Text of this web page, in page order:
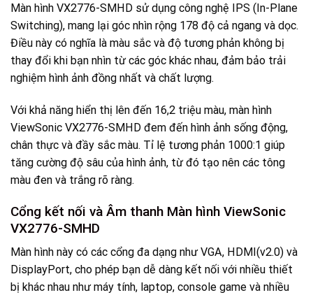
Màn hình VX2776-SMHD sử dụng công nghệ IPS (In-Plane
Switching), mang lại góc nhìn rộng 178 độ cả ngang và dọc.
Điều này có nghĩa là màu sắc và độ tương phản không bị
thay đổi khi bạn nhìn từ các góc khác nhau, đảm bảo trải
nghiệm hình ảnh đồng nhất và chất lượng.
Với khả năng hiển thị lên đến 16,2 triệu màu, màn hình
ViewSonic VX2776-SMHD đem đến hình ảnh sống động,
chân thực và đầy sắc màu. Tỉ lệ tương phản 1000:1 giúp
tăng cường độ sâu của hình ảnh, từ đó tạo nên các tông
màu đen và trắng rõ ràng.
Cổng kết nối và Âm thanh Màn hình ViewSonic
VX2776-SMHD
Màn hình này có các cổng đa dạng như VGA, HDMI(v2.0) và
DisplayPort, cho phép bạn dễ dàng kết nối với nhiều thiết
bị khác nhau như máy tính, laptop, console game và nhiều